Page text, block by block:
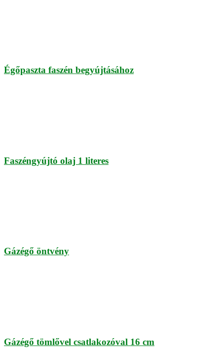
Égőpaszta faszén begyújtásához
Faszéngyújtó olaj 1 literes
Gázégő öntvény
Gázégő tömlővel csatlakozóval 16 cm